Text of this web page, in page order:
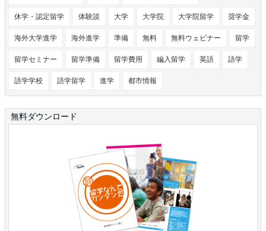
休学・認定留学 体験談 大学 大学院 大学院留学 奨学金
海外大学進学 海外進学 準備 無料 無料ウェビナー 留学
留学セミナー 留学準備 留学費用 編入留学 英語 語学
語学学校 語学留学 進学 都市情報
無料ダウンロード